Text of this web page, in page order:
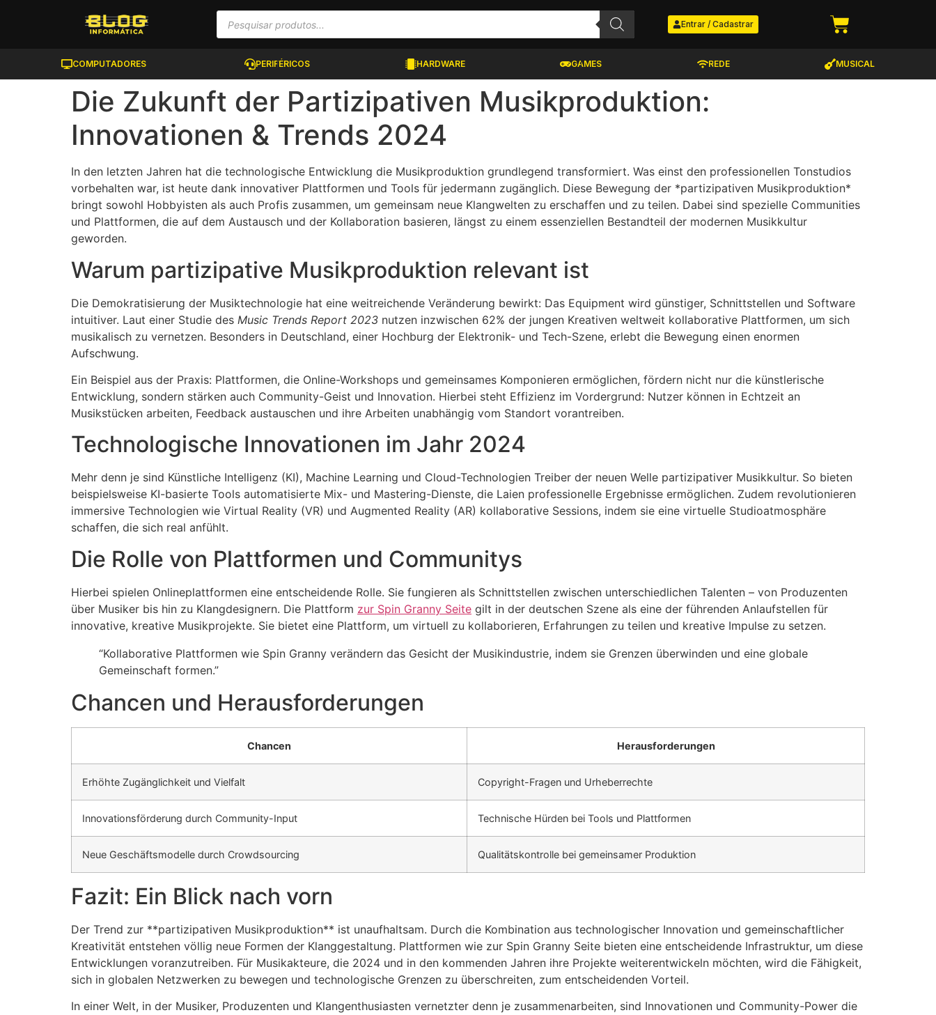
Entrar / Cadastrar
COMPUTADORES PERIFÉRICOS HARDWARE GAMES REDE MUSICAL
Die Zukunft der Partizipativen Musikproduktion:
Innovationen & Trends 2024
In den letzten Jahren hat die technologische Entwicklung die Musikproduktion grundlegend transformiert. Was einst den professionellen Tonstudios
vorbehalten war, ist heute dank innovativer Plattformen und Tools für jedermann zugänglich. Diese Bewegung der *partizipativen Musikproduktion*
bringt sowohl Hobbyisten als auch Profis zusammen, um gemeinsam neue Klangwelten zu erschaffen und zu teilen. Dabei sind spezielle Communities
und Plattformen, die auf dem Austausch und der Kollaboration basieren, längst zu einem essenziellen Bestandteil der modernen Musikkultur
geworden.
Warum partizipative Musikproduktion relevant ist
Die Demokratisierung der Musiktechnologie hat eine weitreichende Veränderung bewirkt: Das Equipment wird günstiger, Schnittstellen und Software
intuitiver. Laut einer Studie des Music Trends Report 2023 nutzen inzwischen 62% der jungen Kreativen weltweit kollaborative Plattformen, um sich
musikalisch zu vernetzen. Besonders in Deutschland, einer Hochburg der Elektronik- und Tech-Szene, erlebt die Bewegung einen enormen
Aufschwung.
Ein Beispiel aus der Praxis: Plattformen, die Online-Workshops und gemeinsames Komponieren ermöglichen, fördern nicht nur die künstlerische
Entwicklung, sondern stärken auch Community-Geist und Innovation. Hierbei steht Effizienz im Vordergrund: Nutzer können in Echtzeit an
Musikstücken arbeiten, Feedback austauschen und ihre Arbeiten unabhängig vom Standort vorantreiben.
Technologische Innovationen im Jahr 2024
Mehr denn je sind Künstliche Intelligenz (KI), Machine Learning und Cloud-Technologien Treiber der neuen Welle partizipativer Musikkultur. So bieten
beispielsweise KI-basierte Tools automatisierte Mix- und Mastering-Dienste, die Laien professionelle Ergebnisse ermöglichen. Zudem revolutionieren
immersive Technologien wie Virtual Reality (VR) und Augmented Reality (AR) kollaborative Sessions, indem sie eine virtuelle Studioatmosphäre
schaffen, die sich real anfühlt.
Die Rolle von Plattformen und Communitys
Hierbei spielen Onlineplattformen eine entscheidende Rolle. Sie fungieren als Schnittstellen zwischen unterschiedlichen Talenten – von Produzenten
über Musiker bis hin zu Klangdesignern. Die Plattform zur Spin Granny Seite gilt in der deutschen Szene als eine der führenden Anlaufstellen für
innovative, kreative Musikprojekte. Sie bietet eine Plattform, um virtuell zu kollaborieren, Erfahrungen zu teilen und kreative Impulse zu setzen.
“Kollaborative Plattformen wie Spin Granny verändern das Gesicht der Musikindustrie, indem sie Grenzen überwinden und eine globale
Gemeinschaft formen.”
Chancen und Herausforderungen
Chancen Herausforderungen
Erhöhte Zugänglichkeit und Vielfalt Copyright-Fragen und Urheberrechte
Innovationsförderung durch Community-Input Technische Hürden bei Tools und Plattformen
Neue Geschäftsmodelle durch Crowdsourcing Qualitätskontrolle bei gemeinsamer Produktion
Fazit: Ein Blick nach vorn
Der Trend zur **partizipativen Musikproduktion** ist unaufhaltsam. Durch die Kombination aus technologischer Innovation und gemeinschaftlicher
Kreativität entstehen völlig neue Formen der Klanggestaltung. Plattformen wie zur Spin Granny Seite bieten eine entscheidende Infrastruktur, um diese
Entwicklungen voranzutreiben. Für Musikakteure, die 2024 und in den kommenden Jahren ihre Projekte weiterentwickeln möchten, wird die Fähigkeit,
sich in globalen Netzwerken zu bewegen und technologische Grenzen zu überschreiten, zum entscheidenden Vorteil.
In einer Welt, in der Musiker, Produzenten und Klangenthusiasten vernetzter denn je zusammenarbeiten, sind Innovationen und Community-Power die